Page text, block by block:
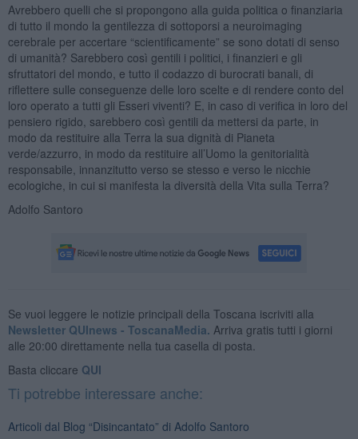
Avrebbero quelli che si propongono alla guida politica o finanziaria
di tutto il mondo la gentilezza di sottoporsi a neuroimaging
cerebrale per accertare “scientificamente” se sono dotati di senso
di umanità? Sarebbero così gentili i politici, i finanzieri e gli
sfruttatori del mondo, e tutto il codazzo di burocrati banali, di
riflettere sulle conseguenze delle loro scelte e di rendere conto del
loro operato a tutti gli Esseri viventi? E, in caso di verifica in loro del
pensiero rigido, sarebbero così gentili da mettersi da parte, in
modo da restituire alla Terra la sua dignità di Pianeta
verde/azzurro, in modo da restituire all’Uomo la genitorialità
responsabile, innanzitutto verso se stesso e verso le nicchie
ecologiche, in cui si manifesta la diversità della Vita sulla Terra?
Adolfo Santoro
Se vuoi leggere le notizie principali della Toscana iscriviti alla
Newsletter QUInews - ToscanaMedia. Arriva gratis tutti i giorni
alle 20:00 direttamente nella tua casella di posta.
Basta cliccare QUI
Ti potrebbe interessare anche:
Articoli dal Blog “Disincantato” di Adolfo Santoro